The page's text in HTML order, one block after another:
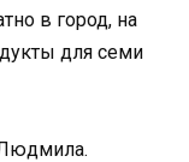
в город, на
для семи